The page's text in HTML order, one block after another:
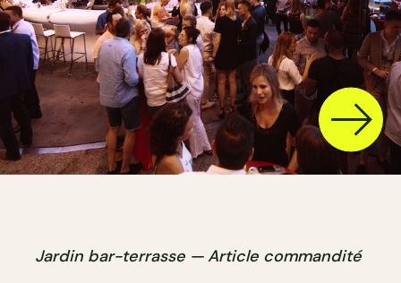
Jardin bar-terrasse — Article commandité